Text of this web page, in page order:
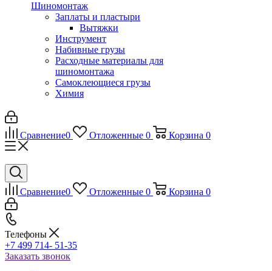
Шиномонтаж
Заплаты и пластыри
Вытяжки
Инструмент
Набивные грузы
Расходные материалы для
шиномонтажа
Самоклеющиеся грузы
Химия
Сравнение0 Отложенные 0 Корзина 0
Сравнение0 Отложенные 0 Корзина 0
Телефоны
+7 499 714- 51-35
Заказать звонок